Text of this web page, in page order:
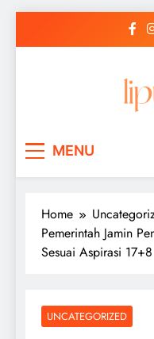
MENU
Home
Pemerintah Jamin
Sesuai Aspirasi 17+8
UNCATEGORIZED